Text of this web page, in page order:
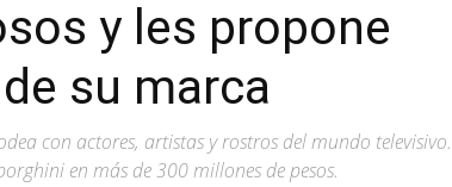
y les propone
su marca
con actores, artistas y rostros del mundo televisivo.
en más de 300 millones de pesos.